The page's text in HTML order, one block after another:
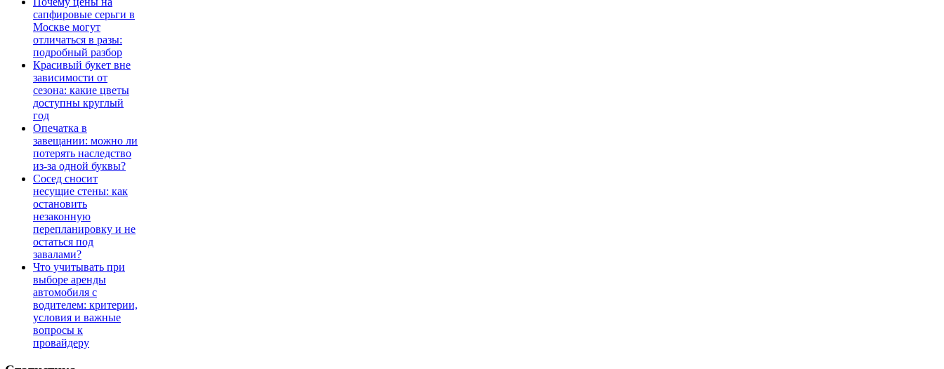
сапфировые серьги в
Москве могут
отличаться в разы:
подробный разбор
Красивый букет вне
зависимости от
сезона: какие цветы
доступны круглый
год
Опечатка в
завещании: можно ли
потерять наследство
из-за одной буквы?
Сосед сносит
несущие стены: как
остановить
незаконную
перепланировку и не
остаться под
завалами?
Что учитывать при
выборе аренды
автомобиля с
водителем: критерии,
условия и важные
вопросы к
провайдеру